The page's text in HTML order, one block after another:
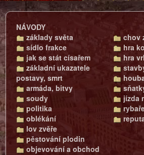
NÁVODY
základy světa
sídlo frakce
jak se stát císařem
základní ukazatele
postavy, smrt
armáda, bitvy
soudy
politika
oblékání
lov zvěře
pěstování plodin
objevování a obchod
chov
hra
hra
jízda